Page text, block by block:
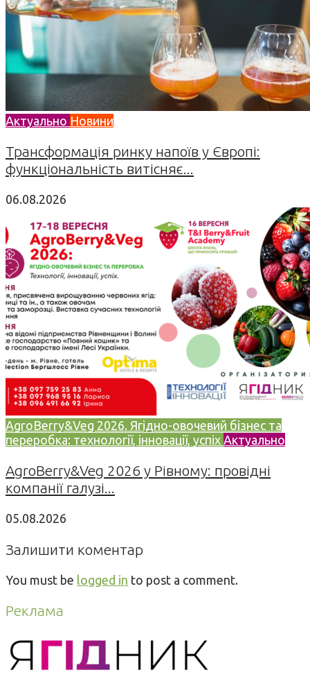
Актуально Новини
Трансформація ринку напоїв у Європі:
функціональність витісняє...
06.08.2026
AgroBerry&Veg 2026. Ягідно-овочевий бізнес та
переробка: технології, інновації, успіх Актуально
AgroBerry&Veg 2026 у Рівному: провідні
компанії галузі...
05.08.2026
Залишити коментар
You must be logged in to post a comment.
Реклама